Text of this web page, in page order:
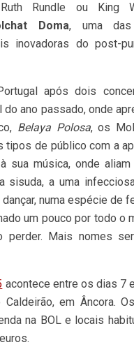
Ruth Rundle ou King
Doma, uma das
inovadoras do post-
após dois
do ano passado, onde
Belaya Polosa, os
tipos de público com a
sua música, onde aliam
sisuda, a uma
numa espécie de
um pouco por todo o
perder. Mais nomes
acontece entre os dias 7
Caldeirão, em Âncora.
na BOL e locais